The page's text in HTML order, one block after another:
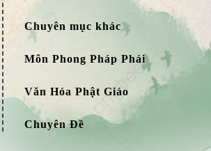
Chuyên mục khác
Môn Phong Pháp Phái
Văn Hóa Phật Giáo
Chuyên Đề